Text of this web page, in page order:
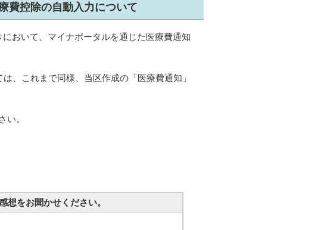
費控除の自動入力について
おいて、マイナポータルを通じた医療費通知
、これまで同様、当区作成の「医療費通知」
い。
想をお聞かせください。